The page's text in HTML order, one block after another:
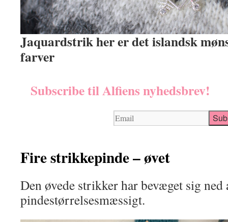
Jaquardstrik her er det islandsk
farver
Subscribe til Alfiens nyhedsbrev!
Fire strikkepinde – øvet
Den øvede strikker har bevæget sig ned
pindestørrelsesmæssigt.